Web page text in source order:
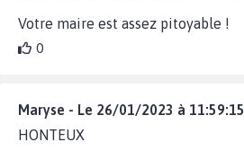
Votre maire est assez pitoyable !
0
Maryse - Le 26/01/2023 à 11:59:15
HONTEUX